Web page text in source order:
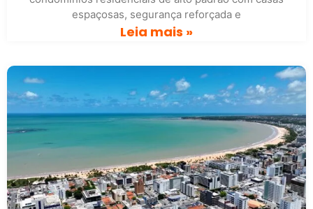
espaçosas, segurança reforçada e
Leia mais »